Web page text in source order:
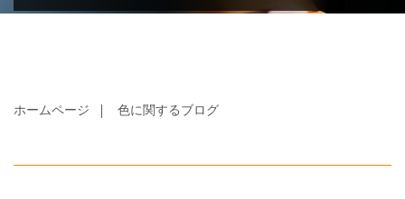
ホームページ 色に関するブログ